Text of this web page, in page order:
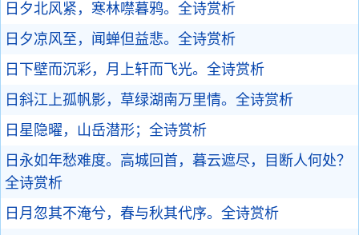
日夕北风紧，寒林噤暮鸦。 全诗赏析
日夕凉风至，闻蝉但益悲。 全诗赏析
日下壁而沉彩，月上轩而飞光。 全诗赏析
日斜江上孤帆影，草绿湖南万里情。 全诗赏析
日星隐曜，山岳潜形； 全诗赏析
日永如年愁难度。高城回首，暮云遮尽，目断人何处？
全诗赏析
日月忽其不淹兮，春与秋其代序。 全诗赏析